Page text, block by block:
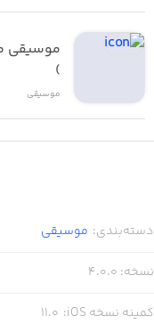
)
موسیقی
دسته‌بندی: موسیقی
نسخه:
4.0.0
کمینه نسخه iOS :
11.0